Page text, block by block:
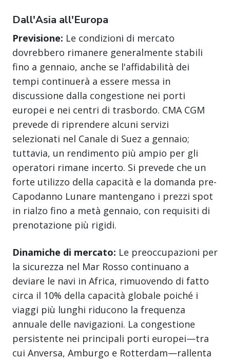
Dall'Asia all'Europa
Previsione: Le condizioni di mercato
dovrebbero rimanere generalmente stabili
fino a gennaio, anche se l'affidabilità dei
tempi continuerà a essere messa in
discussione dalla congestione nei porti
europei e nei centri di trasbordo. CMA CGM
prevede di riprendere alcuni servizi
selezionati nel Canale di Suez a gennaio;
tuttavia, un rendimento più ampio per gli
operatori rimane incerto. Si prevede che un
forte utilizzo della capacità e la domanda pre-
Capodanno Lunare mantengano i prezzi spot
in rialzo fino a metà gennaio, con requisiti di
prenotazione più rigidi.
Dinamiche di mercato: Le preoccupazioni per
la sicurezza nel Mar Rosso continuano a
deviare le navi in Africa, rimuovendo di fatto
circa il 10% della capacità globale poiché i
viaggi più lunghi riducono la frequenza
annuale delle navigazioni. La congestione
persistente nei principali porti europei—tra
cui Anversa, Amburgo e Rotterdam—rallenta